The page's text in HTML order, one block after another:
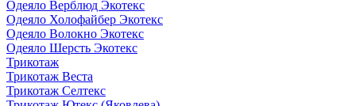
Одеяло Верблюд Экотекс
Одеяло Холофайбер Экотекс
Одеяло Волокно Экотекс
Одеяло Шерсть Экотекс
Трикотаж
Трикотаж Веста
Трикотаж Селтекс